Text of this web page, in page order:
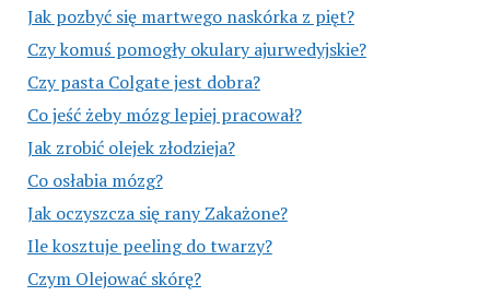
Jak pozbyć się martwego naskórka z pięt?
Czy komuś pomogły okulary ajurwedyjskie?
Czy pasta Colgate jest dobra?
Co jeść żeby mózg lepiej pracował?
Jak zrobić olejek złodzieja?
Co osłabia mózg?
Jak oczyszcza się rany Zakażone?
Ile kosztuje peeling do twarzy?
Czym Olejować skórę?